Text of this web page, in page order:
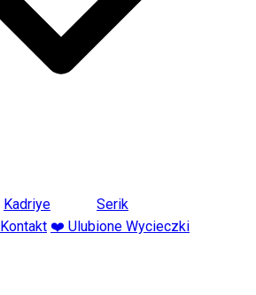
Kadriye
Serik
Kontakt ❤️ Ulubione Wycieczki